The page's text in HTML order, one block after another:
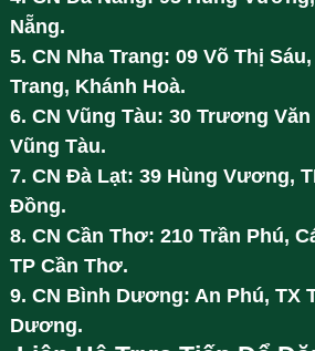
Nẵng.
5. CN Nha Trang: 09 Võ Thị
Trang, Khánh Hoà.
6. CN Vũng Tàu: 30 Trương Văn
Vũng Tàu.
7. CN Đà Lạt: 39 Hùng Vương,
Đồng.
8. CN Cần Thơ: 210 Trần Phú,
TP Cần Thơ.
9. CN Bình Dương: An Phú, TX
Dương.